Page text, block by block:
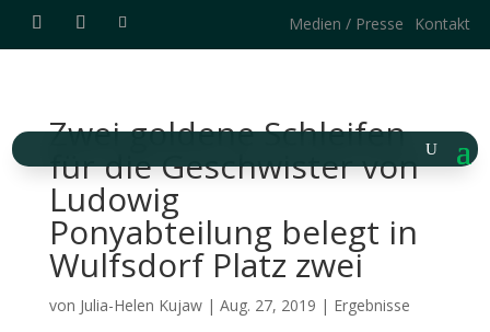
Medien / Presse Kontakt
Zwei goldene Schleifen
für die Geschwister von
Ludowig
Ponyabteilung belegt in
Wulfsdorf Platz zwei
von Julia-Helen Kujaw| Aug. 27, 2019 | Ergebnisse